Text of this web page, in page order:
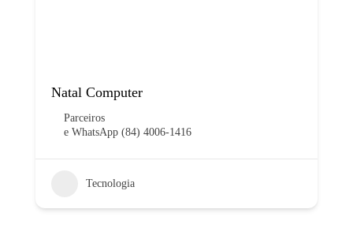
Natal Computer
Parceiros
e WhatsApp (84) 4006-1416
Tecnologia